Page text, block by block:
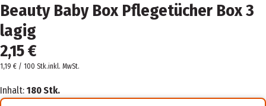
Beauty Baby Box Pflegetücher Box 3
lagig
2,15 €
1,19 € / 100 Stk.inkl. MwSt.
Inhalt: 180 Stk.